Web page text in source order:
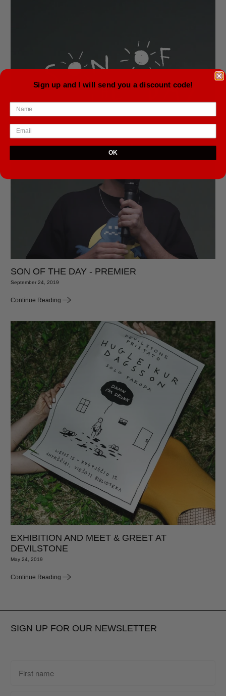
SON OF THE DAY - PREMIER
September 24, 2019
Continue Reading
EXHIBITION AND MEET & GREET AT
DEVILSTONE
May 24, 2019
Continue Reading
SIGN UP FOR OUR NEWSLETTER
Sign up and I will send you a discount code!
OK